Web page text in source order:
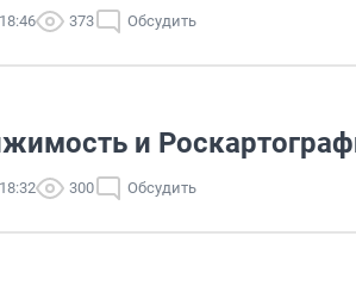
373 Обсудить
и
300 Обсудить